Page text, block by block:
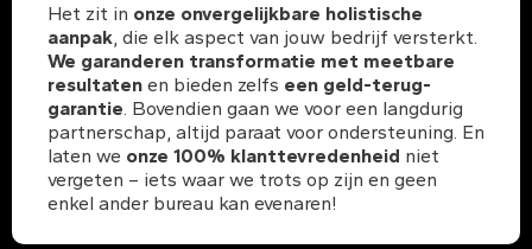
Het zit in onze onvergelijkbare holistische
aanpak, die elk aspect van jouw bedrijf versterkt.
We garanderen transformatie met meetbare
resultaten en bieden zelfs een geld-terug-
garantie. Bovendien gaan we voor een langdurig
partnerschap, altijd paraat voor ondersteuning. En
laten we onze 100% klanttevredenheid niet
vergeten – iets waar we trots op zijn en geen
enkel ander bureau kan evenaren!